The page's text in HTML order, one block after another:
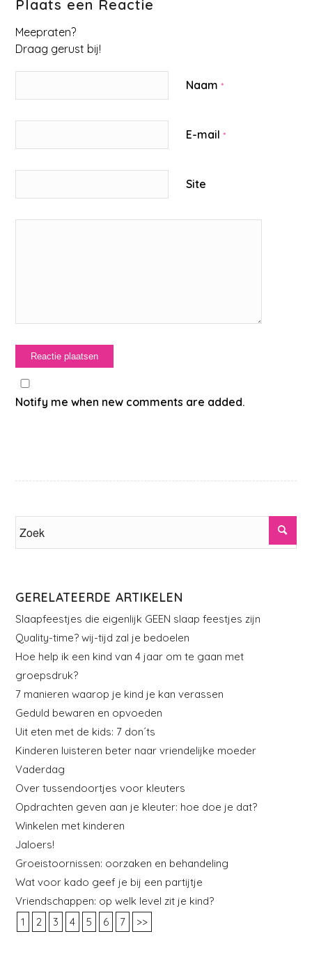
Plaats een Reactie
Meepraten?
Draag gerust bij!
Naam*
E-mail*
Site
Notify me when new comments are added.
GERELATEERDE ARTIKELEN
Slaapfeestjes die eigenlijk GEEN slaap feestjes zijn
Quality-time? wij-tijd zal je bedoelen
Hoe help ik een kind van 4 jaar om te gaan met
groepsdruk?
7 manieren waarop je kind je kan verassen
Geduld bewaren en opvoeden
Uit eten met de kids: 7 don´ts
Kinderen luisteren beter naar vriendelijke moeder
Vaderdag
Over tussendoortjes voor kleuters
Opdrachten geven aan je kleuter: hoe doe je dat?
Winkelen met kinderen
Jaloers!
Groeistoornissen: oorzaken en behandeling
Wat voor kado geef je bij een partijtje
Vriendschappen: op welk level zit je kind?
1
2 3 4 5 6 7 >>